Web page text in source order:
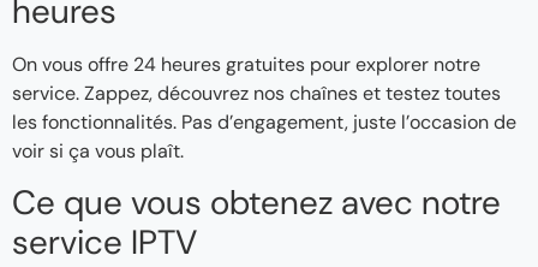
heures
On vous offre 24 heures gratuites pour explorer notre
service. Zappez, découvrez nos chaînes et testez toutes
les fonctionnalités. Pas d’engagement, juste l’occasion de
voir si ça vous plaît.
Ce que vous obtenez avec notre
service IPTV